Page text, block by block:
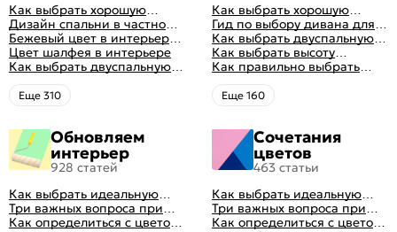
Как выбрать хорошую
кровать для сна
Дизайн спальни в частном
доме: множество идей
оформления идеальных
интерьеров
Бежевый цвет в интерьере
спальни 2024, 40 красивых
интерьеров с фото
Цвет шалфея в интерьере
Как выбрать двуспальную
кровать и матрас
правильно: советы и фото в
интерьере
Eще 310
Как выбрать хорошую
кровать для сна
Гид по выбору дивана для
сна
Как выбрать двуспальную
кровать и матрас
правильно: советы и фото в
интерьере
Как выбрать высоту
матраса
Как правильно выбрать
ортопедический матрас
Eще 160
Обновляем
интерьер
928 статей
Как выбрать идеальную
планировку для кухни
Три важных вопроса при
выборе кухни: готовка,
Как определиться с цветом
Сочетания
цветов
463 статьи
Как выбрать идеальную
планировку для кухни
Три важных вопроса при
выборе кухни: готовка,
Как определиться с цветом